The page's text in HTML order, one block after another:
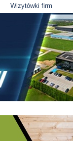
Wizytówki firm